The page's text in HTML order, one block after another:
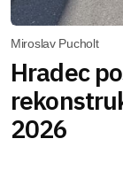
Miroslav Pucholt
Hradec
2026